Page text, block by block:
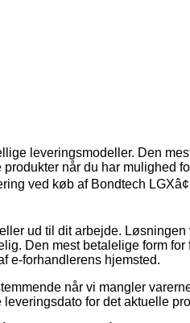
leveringsmodeller. Den
når du har mulighed
ved køb af Bondtech
ud til dit arbejde. Løsningen
Den mest betalelige form for
e-forhandlerens hjemsted.
når vi mangler
for det aktuelle